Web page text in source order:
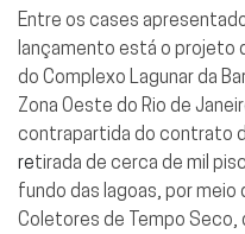
Entre os cases
lançamento está o projeto
do Complexo Lagunar da
Zona Oeste do Rio de
contrapartida do contrato
retirada de cerca de mil
fundo das lagoas, por meio
Coletores de Tempo